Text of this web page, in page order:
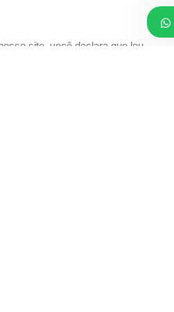
site, você declara que leu,